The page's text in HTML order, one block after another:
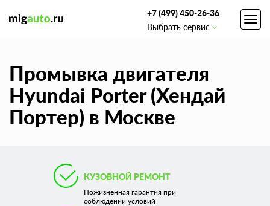
+7 (499) 450-26-36
Выбрать сервис
Промывка двигателя
Hyundai Porter (Хендай
Портер) в Москве
КУЗОВНОЙ РЕМОНТ
Пожизненная гарантия при
соблюдении условий